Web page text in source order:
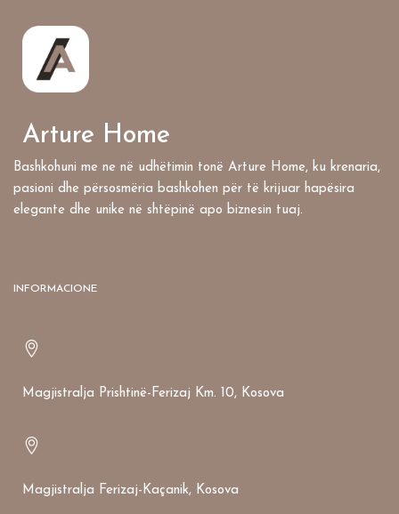
Arture Home
Bashkohuni me ne në udhëtimin tonë Arture Home, ku krenaria,
pasioni dhe përsosmëria bashkohen për të krijuar hapësira
elegante dhe unike në shtëpinë apo biznesin tuaj.
INFORMACIONE
Magjistralja Prishtinë-Ferizaj Km. 10, Kosova
Magjistralja Ferizaj-Kaçanik, Kosova